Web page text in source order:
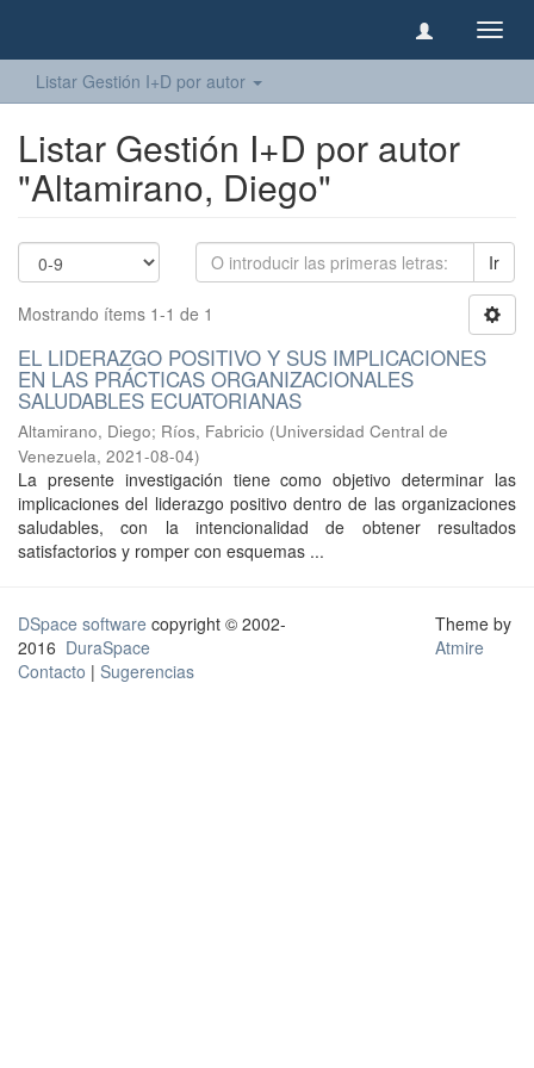
Listar Gestión I+D por autor
Listar Gestión I+D por autor
"Altamirano, Diego"
Ir
Mostrando ítems 1-1 de 1
EL LIDERAZGO POSITIVO Y SUS IMPLICACIONES
EN LAS PRÁCTICAS ORGANIZACIONALES
SALUDABLES ECUATORIANAS
Altamirano, Diego; Ríos, Fabricio (Universidad Central de
Venezuela, 2021-08-04)
La presente investigación tiene como objetivo determinar las
implicaciones del liderazgo positivo dentro de las organizaciones
saludables, con la intencionalidad de obtener resultados
satisfactorios y romper con esquemas ...
DSpace software copyright © 2002-
2016 DuraSpace
Contacto | Sugerencias
Theme by
Atmire